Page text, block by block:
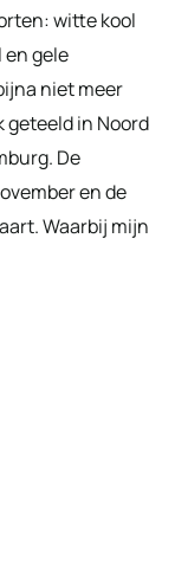
witte kool
en gele
niet meer
geteeld in Noord
De
en de
Waarbij mijn